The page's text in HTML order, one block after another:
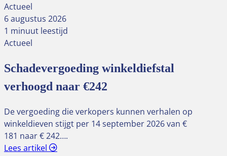
Actueel
6 augustus 2026
1 minuut leestijd
Actueel
Schadevergoeding winkeldiefstal
verhoogd naar €242
De vergoeding die verkopers kunnen verhalen op
winkeldieven stijgt per 14 september 2026 van €
181 naar € 242….
Lees artikel